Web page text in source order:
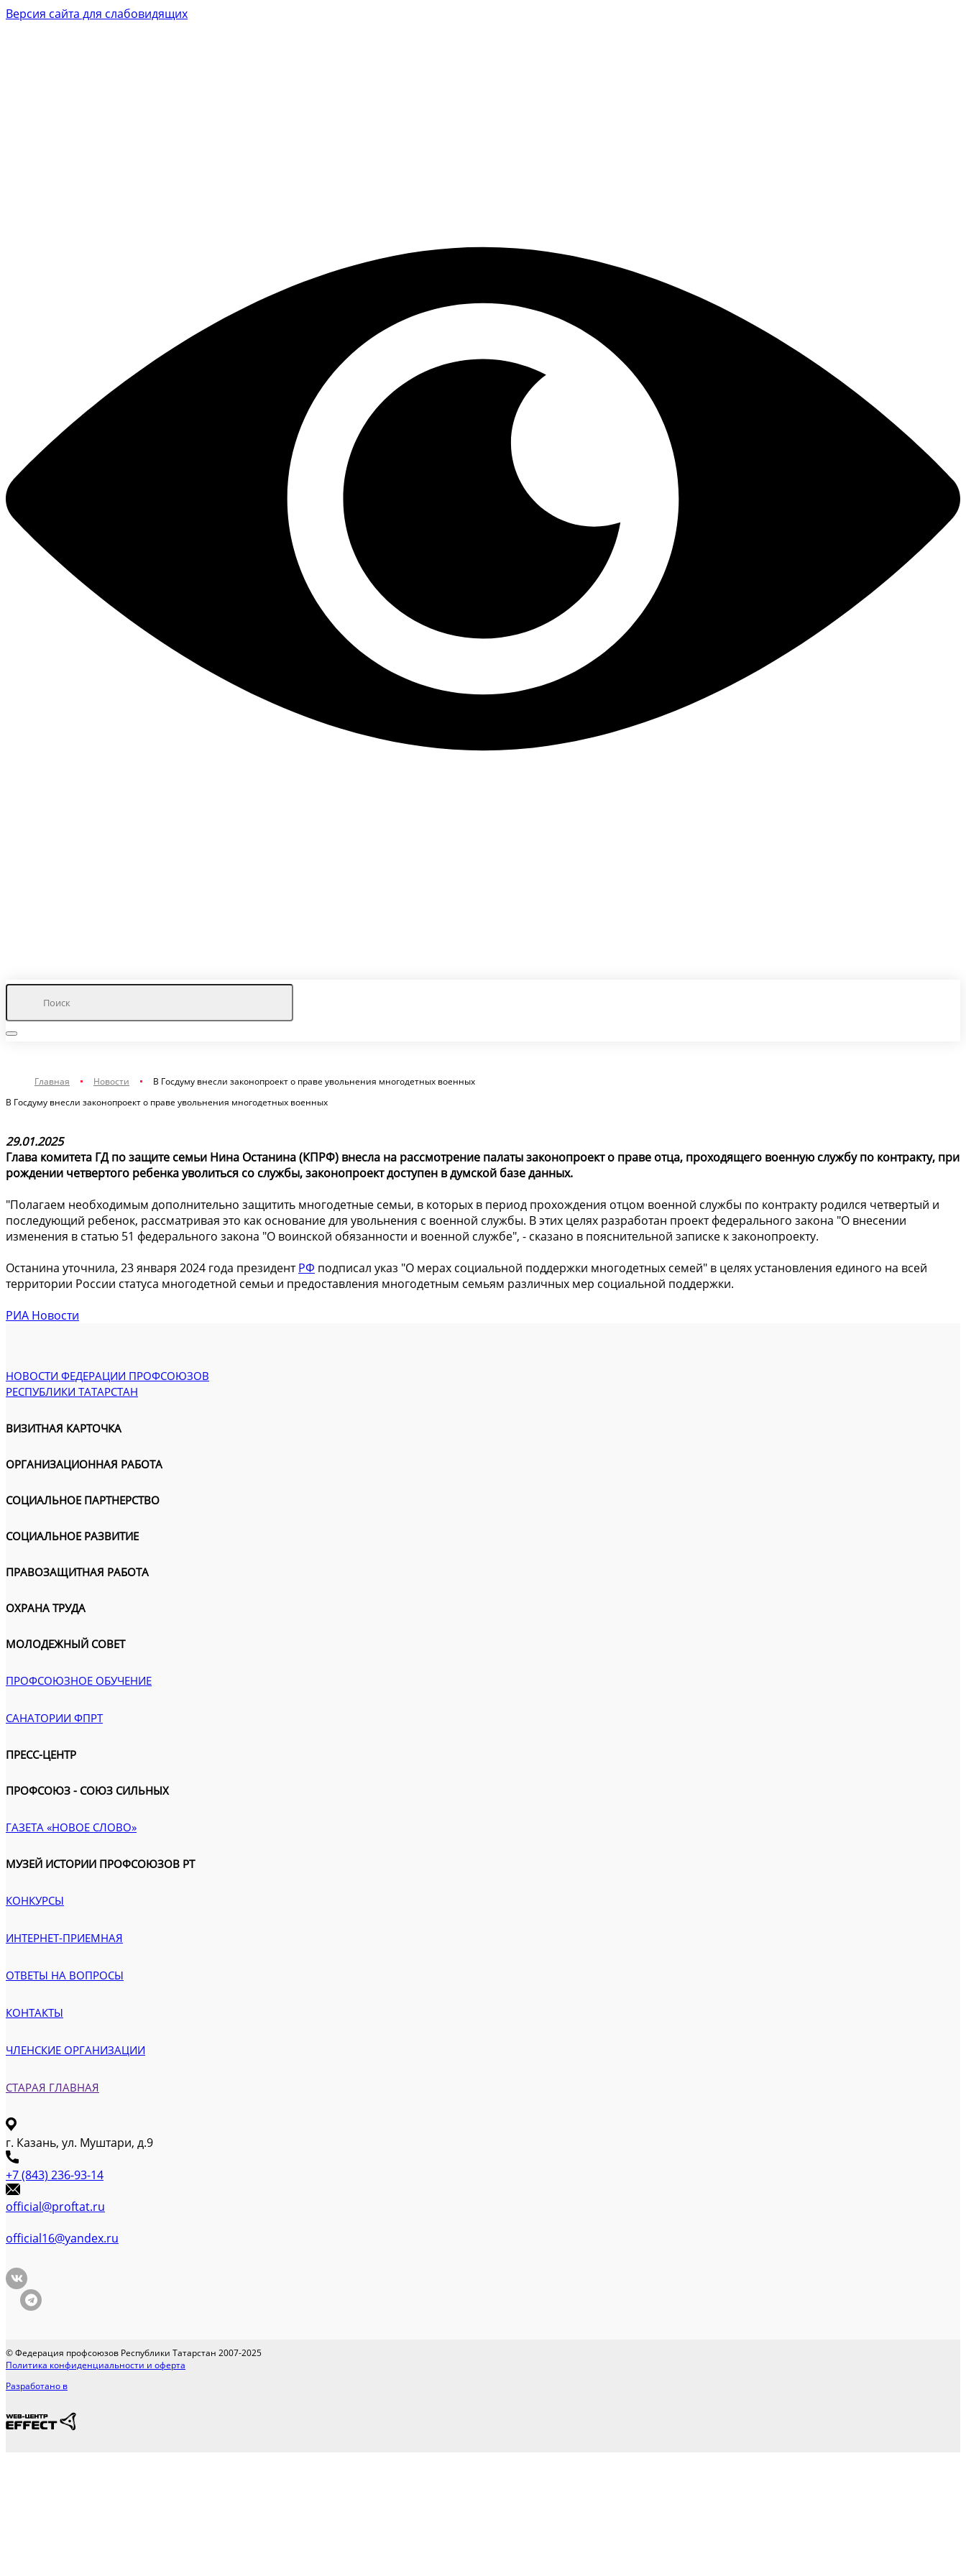
Версия сайта для слабовидящих
Главная Новости
В Госдуму внесли законопроект о праве увольнения многодетных военных
В Госдуму внесли законопроект о праве увольнения многодетных военных
29.01.2025
Глава комитета ГД по защите семьи Нина Останина (КПРФ) внесла на рассмотрение палаты законопроект о праве отца, проходящего военную службу по контракту, при
рождении четвертого ребенка уволиться со службы, законопроект доступен в думской базе данных.
"Полагаем необходимым дополнительно защитить многодетные семьи, в которых в период прохождения отцом военной службы по контракту родился четвертый и
последующий ребенок, рассматривая это как основание для увольнения с военной службы. В этих целях разработан проект федерального закона "О внесении
изменения в статью 51 федерального закона "О воинской обязанности и военной службе", - сказано в пояснительной записке к законопроекту.
Останина уточнила, 23 января 2024 года президентРФ подписал указ "О мерах социальной поддержки многодетных семей" в целях установления единого на всей
территории России статуса многодетной семьи и предоставления многодетным семьям различных мер социальной поддержки.
РИА Новости
НОВОСТИ ФЕДЕРАЦИИ ПРОФСОЮЗОВ
РЕСПУБЛИКИ ТАТАРСТАН
ВИЗИТНАЯ КАРТОЧКА
ОРГАНИЗАЦИОННАЯ РАБОТА
СОЦИАЛЬНОЕ ПАРТНЕРСТВО
СОЦИАЛЬНОЕ РАЗВИТИЕ
ПРАВОЗАЩИТНАЯ РАБОТА
ОХРАНА ТРУДА
МОЛОДЕЖНЫЙ СОВЕТ
ПРОФСОЮЗНОЕ ОБУЧЕНИЕ
САНАТОРИИ ФПРТ
ПРЕСС-ЦЕНТР
ПРОФСОЮЗ - СОЮЗ СИЛЬНЫХ
ГАЗЕТА «НОВОЕ СЛОВО»
МУЗЕЙ ИСТОРИИ ПРОФСОЮЗОВ РТ
КОНКУРСЫ
ИНТЕРНЕТ-ПРИЕМНАЯ
ОТВЕТЫ НА ВОПРОСЫ
КОНТАКТЫ
ЧЛЕНСКИЕ ОРГАНИЗАЦИИ
СТАРАЯ ГЛАВНАЯ
г. Казань, ул. Муштари, д.9
+7 (843) 236-93-14
official@proftat.ru
official16@yandex.ru
© Федерация профсоюзов Республики Татарстан 2007-2025
Политика конфиденциальности и оферта
Разработано в